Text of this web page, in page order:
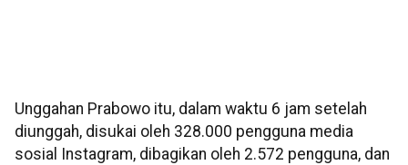
Unggahan Prabowo itu, dalam waktu 6 jam setelah
diunggah, disukai oleh 328.000 pengguna media
sosial Instagram, dibagikan oleh 2.572 pengguna, dan